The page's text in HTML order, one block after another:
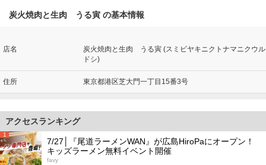
炭火焼肉と生肉 うる寅 の基本情報
店名
炭火焼肉と生肉 うる寅 (スミビヤキニクトナマニクウル
ドシ)
住所 東京都港区芝大門一丁目15番3号
アクセスランキング
1
7/27│『尾道ラーメンWAN』が広島HiroPaにオープン！
キッズラーメン無料イベント開催
favy